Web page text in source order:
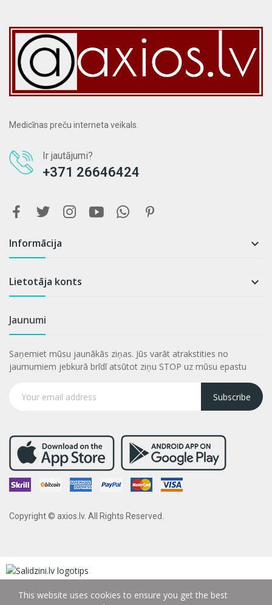
Medicīnas preču interneta veikals.
Ir jautājumi?
+371 26646424
Informācija 
Lietotāja konts 
Jaunumi
Saņemiet mūsu jaunākās ziņas. Jūs varāt atrakstities no
jaumumiem jebkurā brīdī atsūtot ziņu STOP uz mūsu epastu
Subscribe
Copyright © axios.lv. All Rights Reserved.
This website uses cookies to ensure you get the best